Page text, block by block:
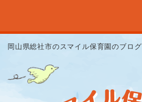
岡山県総社市のスマイル保育園のブログ